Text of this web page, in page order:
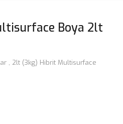
Boya 2lt
, 2lt (3kg) Hibrit Multisurface